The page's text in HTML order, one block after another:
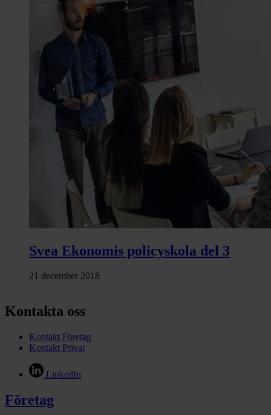
Svea Ekonomis policyskola del 3
21 december 2018
Kontakta oss
Kontakt Företag
Kontakt Privat
LinkedIn
Företag